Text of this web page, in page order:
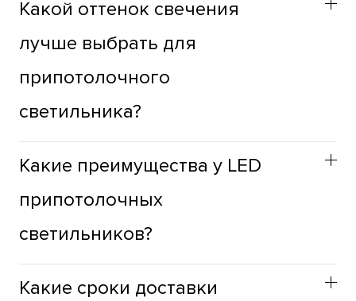
Какой оттенок свечения
лучше выбрать для
припотолочного
светильника?
Оттенок припотолочных светильников стоит выбирать
учитывая функциональное назначение пространства.
Для жилых зон лучше использовать теплый оттенок,
для продуктивности, в рабочих зонах, лучше
использовать холодный оттенок света, а для
Какие преимущества у LED
припотолочных
светильников?
Припотолочные светильники с LED имеют следующие
преимуществами: минимальное тепловыделение, что
Какие сроки доставки​